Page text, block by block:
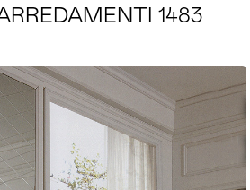
1483